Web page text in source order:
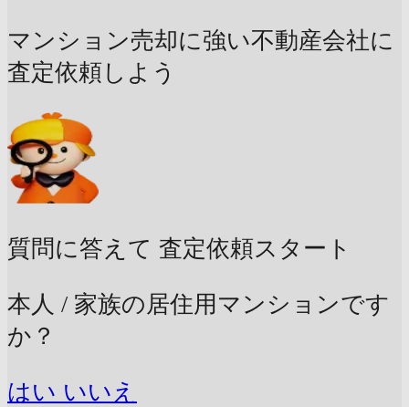
マンション売却に強い不動産会社に
査定依頼しよう
質問に答えて 査定依頼スタート
本人 / 家族の居住用マンションです
か？
はい いいえ